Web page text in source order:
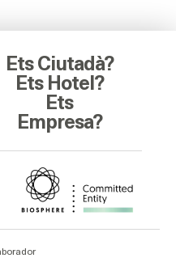
Ets Ciutadà?
Ets Hotel?
Ets
Empresa?